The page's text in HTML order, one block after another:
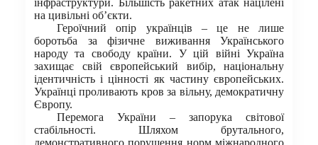
інфраструктури. Більшість ракетних атак націлені
на цивільні об’єкти.
Героїчний опір українців – це не лише
боротьба за фізичне виживання Українського
народу та свободу країни. У цій війні Україна
захищає свій європейський вибір, національну
ідентичність і цінності як частину європейських.
Українці проливають кров за вільну, демократичну
Європу.
Перемога України – запорука світової
стабільності. Шляхом брутального,